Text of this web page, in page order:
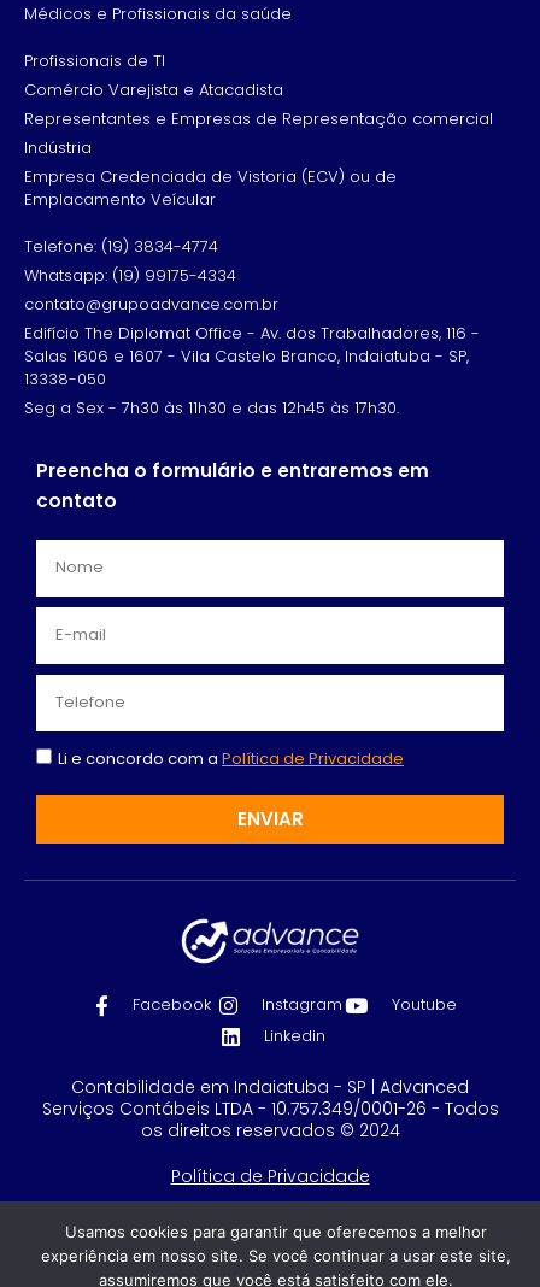
Médicos e Profissionais da saúde
Profissionais de TI
Comércio Varejista e Atacadista
Representantes e Empresas de Representação comercial
Indústria
Empresa Credenciada de Vistoria (ECV) ou de
Emplacamento Veícular
Telefone: (19) 3834-4774
Whatsapp: (19) 99175-4334
contato@grupoadvance.com.br
Edifício The Diplomat Office - Av. dos Trabalhadores, 116 -
Salas 1606 e 1607 - Vila Castelo Branco, Indaiatuba - SP,
13338-050
Seg a Sex - 7h30 às 11h30 e das 12h45 às 17h30.
Preencha o formulário e entraremos em
contato
Li e concordo com a Política de Privacidade
ENVIAR
Facebook Instagram
Youtube
Linkedin
Contabilidade em Indaiatuba - SP | Advanced
Serviços Contábeis LTDA - 10.757.349/0001-26 - Todos
os direitos reservados © 2024
Política de Privacidade
Feito com
por GRUPO DPG
Usamos cookies para garantir que oferecemos a melhor
experiência em nosso site. Se você continuar a usar este site,
assumiremos que você está satisfeito com ele.